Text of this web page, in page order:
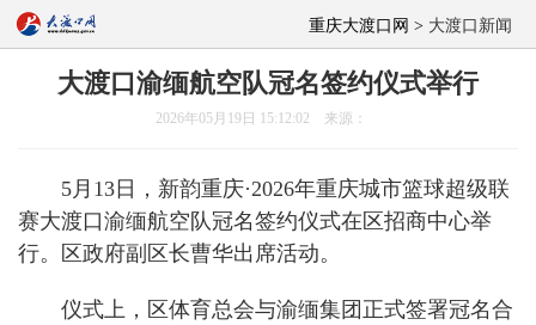
重庆大渡口网 > 大渡口新闻
大渡口渝缅航空队冠名签约仪式举行
2026年05月19日 15:12:02 来源：
5月13日，新韵重庆·2026年重庆城市篮球超级联
赛大渡口渝缅航空队冠名签约仪式在区招商中心举
行。区政府副区长曹华出席活动。
仪式上，区体育总会与渝缅集团正式签署冠名合